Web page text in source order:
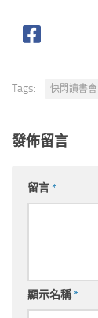
Tags: 快閃讀書會
發佈留言
留言*
顯示名稱*